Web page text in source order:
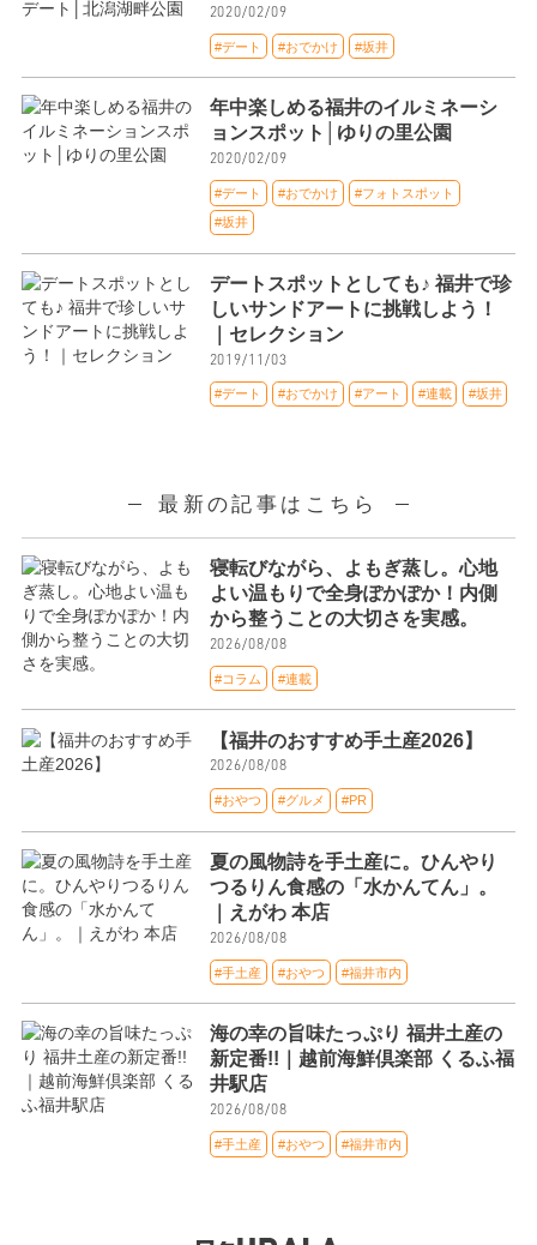
2020/02/09
#デート #おでかけ #坂井
年中楽しめる福井のイルミネーシ
ョンスポット│ゆりの里公園
2020/02/09
#デート #おでかけ #フォトスポット
#坂井
デートスポットとしても♪ 福井で珍
しいサンドアートに挑戦しよう！
｜セレクション
2019/11/03
#デート #おでかけ #アート #連載 #坂井
最新の記事はこちら
寝転びながら、よもぎ蒸し。心地
よい温もりで全身ぽかぽか！内側
から整うことの大切さを実感。
2026/08/08
#コラム #連載
【福井のおすすめ手土産2026】
2026/08/08
#おやつ #グルメ #PR
夏の風物詩を手土産に。ひんやり
つるりん食感の「水かんてん」。
｜えがわ 本店
2026/08/08
#手土産 #おやつ #福井市内
海の幸の旨味たっぷり 福井土産の
新定番!!｜越前海鮮倶楽部 くるふ福
井駅店
2026/08/08
#手土産 #おやつ #福井市内